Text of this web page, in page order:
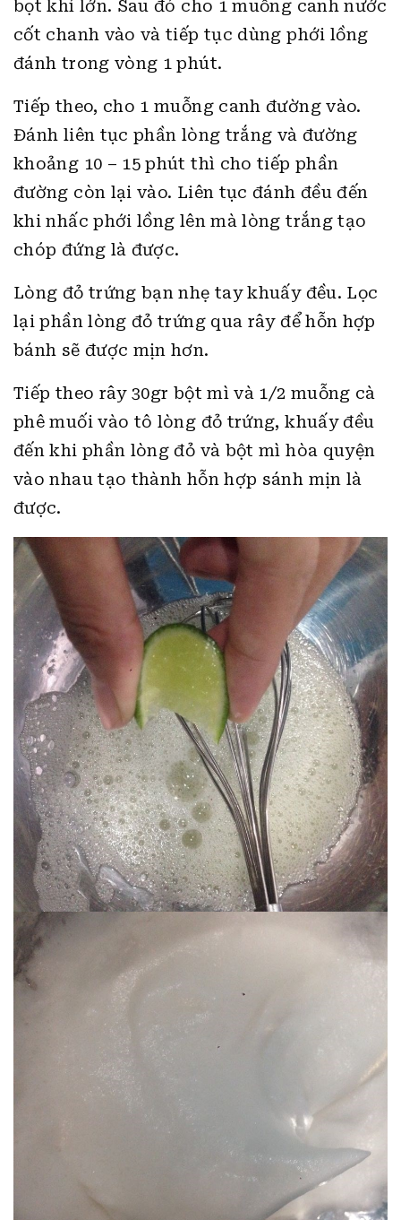
bọt khí lớn. Sau đó cho 1 muỗng canh nước
cốt chanh vào và tiếp tục dùng phới lồng
đánh trong vòng 1 phút.
Tiếp theo, cho 1 muỗng canh đường vào.
Đánh liên tục phần lòng trắng và đường
khoảng 10 – 15 phút thì cho tiếp phần
đường còn lại vào. Liên tục đánh đều đến
khi nhấc phới lồng lên mà lòng trắng tạo
chóp đứng là được.
Lòng đỏ trứng bạn nhẹ tay khuấy đều. Lọc
lại phần lòng đỏ trứng qua rây để hỗn hợp
bánh sẽ được mịn hơn.
Tiếp theo rây 30gr bột mì và 1/2 muỗng cà
phê muối vào tô lòng đỏ trứng, khuấy đều
đến khi phần lòng đỏ và bột mì hòa quyện
vào nhau tạo thành hỗn hợp sánh mịn là
được.